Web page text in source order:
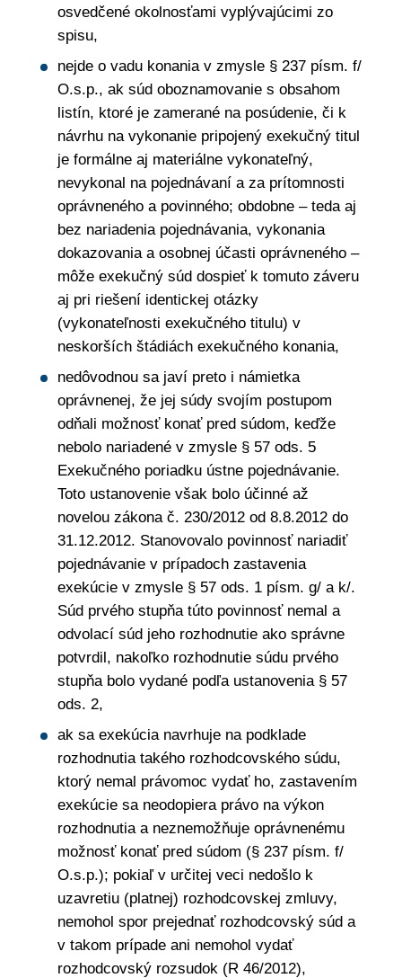
osvedčené okolnosťami vyplývajúcimi zo
spisu,
nejde o vadu konania v zmysle § 237 písm. f/
O.s.p., ak súd oboznamovanie s obsahom
listín, ktoré je zamerané na posúdenie, či k
návrhu na vykonanie pripojený exekučný titul
je formálne aj materiálne vykonateľný,
nevykonal na pojednávaní a za prítomnosti
oprávneného a povinného; obdobne – teda aj
bez nariadenia pojednávania, vykonania
dokazovania a osobnej účasti oprávneného –
môže exekučný súd dospieť k tomuto záveru
aj pri riešení identickej otázky
(vykonateľnosti exekučného titulu) v
neskorších štádiách exekučného konania,
nedôvodnou sa javí preto i námietka
oprávnenej, že jej súdy svojím postupom
odňali možnosť konať pred súdom, keďže
nebolo nariadené v zmysle § 57 ods. 5
Exekučného poriadku ústne pojednávanie.
Toto ustanovenie však bolo účinné až
novelou zákona č. 230/2012 od 8.8.2012 do
31.12.2012. Stanovovalo povinnosť nariadiť
pojednávanie v prípadoch zastavenia
exekúcie v zmysle § 57 ods. 1 písm. g/ a k/.
Súd prvého stupňa túto povinnosť nemal a
odvolací súd jeho rozhodnutie ako správne
potvrdil, nakoľko rozhodnutie súdu prvého
stupňa bolo vydané podľa ustanovenia § 57
ods. 2,
ak sa exekúcia navrhuje na podklade
rozhodnutia takého rozhodcovského súdu,
ktorý nemal právomoc vydať ho, zastavením
exekúcie sa neodopiera právo na výkon
rozhodnutia a neznemožňuje oprávnenému
možnosť konať pred súdom (§ 237 písm. f/
O.s.p.); pokiaľ v určitej veci nedošlo k
uzavretiu (platnej) rozhodcovskej zmluvy,
nemohol spor prejednať rozhodcovský súd a
v takom prípade ani nemohol vydať
rozhodcovský rozsudok (R 46/2012),